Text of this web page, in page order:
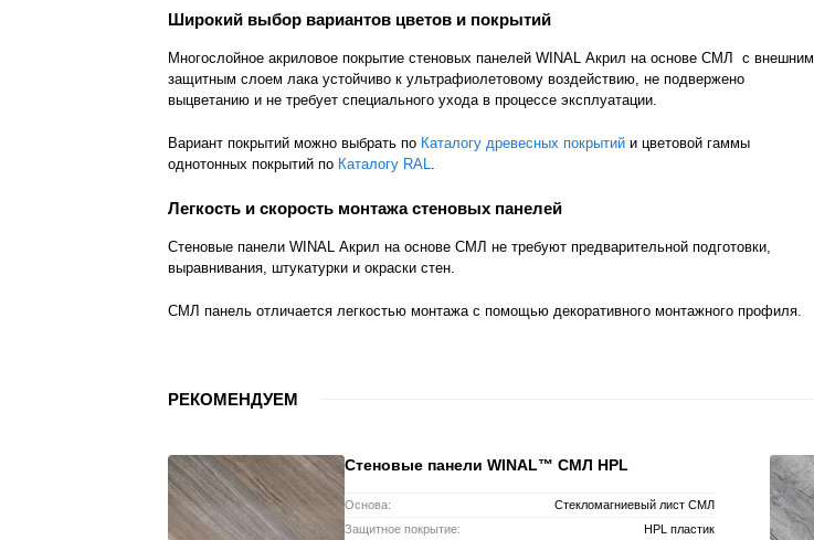
Широкий выбор вариантов цветов и покрытий
Многослойное акриловое покрытие стеновых панелей WINAL Акрил на основе СМЛ
с внешним
защитным слоем лака устойчиво к ультрафиолетовому воздействию, не подвержено
выцветанию и не требует специального ухода в процессе эксплуатации.
Вариант покрытий можно выбрать по Каталогу древесных покрытий и цветовой гаммы
однотонных покрытий по Каталогу RAL.
Легкость и скорость монтажа стеновых панелей
Стеновые панели WINAL Акрил на основе СМЛ не требуют предварительной подготовки,
выравнивания, штукатурки и окраски стен.
СМЛ панель отличается легкостью монтажа с помощью декоративного монтажного профиля.
РЕКОМЕНДУЕМ
Стеновые панели WINAL™ СМЛ HPL
Основа:
Стекломагниевый лист СМЛ
Защитное покрытие:
HPL пластик